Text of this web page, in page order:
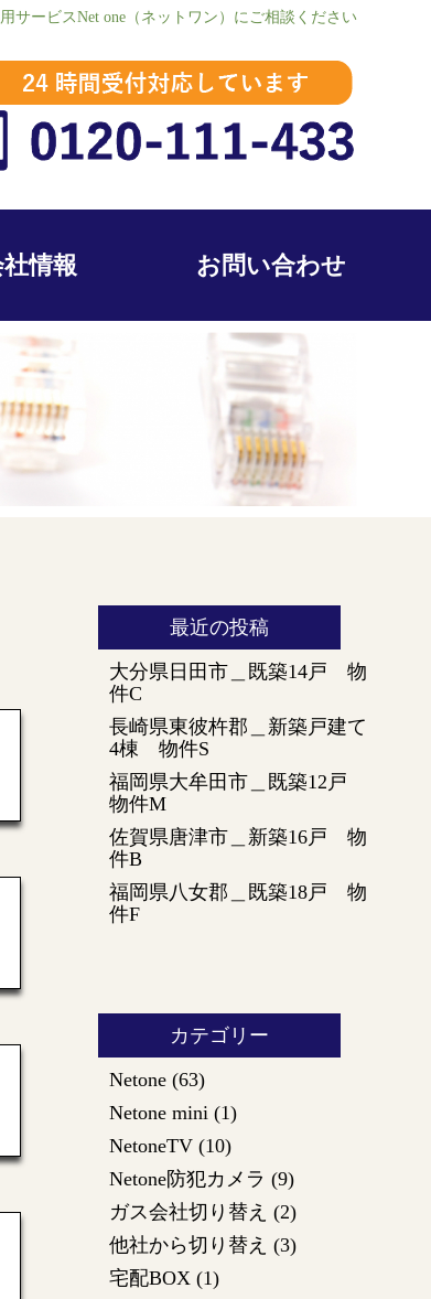
サービスNet one（ネットワン）にご相談ください
情報 お問い合わせ
最近の投稿
大分県日田市＿既築14戸 物
件C
長崎県東彼杵郡＿新築戸建て
4棟 物件S
福岡県大牟田市＿既築12戸
物件M
佐賀県唐津市＿新築16戸 物
件B
福岡県八女郡＿既築18戸 物
件F
カテゴリー
Netone(63)
Netone mini(1)
NetoneTV(10)
Netone防犯カメラ (9)
ガス会社切り替え (2)
他社から切り替え (3)
宅配BOX(1)